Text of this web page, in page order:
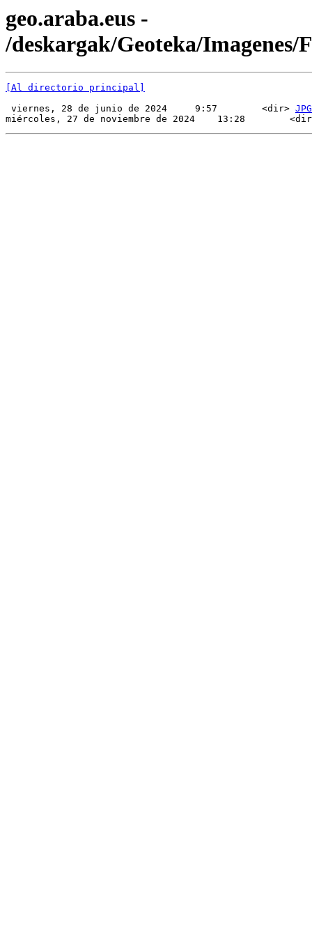
geo.araba.eus -
/deskargak/Geoteka/Imagenes/
[Al directorio principal]
viernes, 28 de junio de 2024     9:57        <dir> JPG
miércoles, 27 de noviembre de 2024    13:28